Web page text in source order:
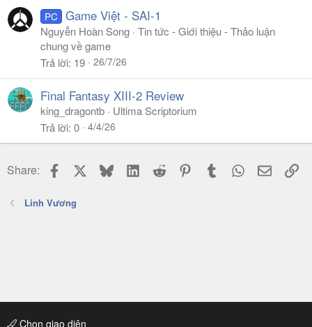
PC Game Việt - SAI-1
Nguyễn Hoàn Song Tin tức - Giới thiệu - Thảo luận
chung về game
Trả lời 19 26/7/26
Final Fantasy XIII-2 Review
king_dragontb
Ultima Scriptorium
Trả lời 0 4/4/26
Share: Facebook BlueskyLinkedIn
Reddit PinterestTumblr WhatsApp
Email
Linh Vương
Chọn giao diện